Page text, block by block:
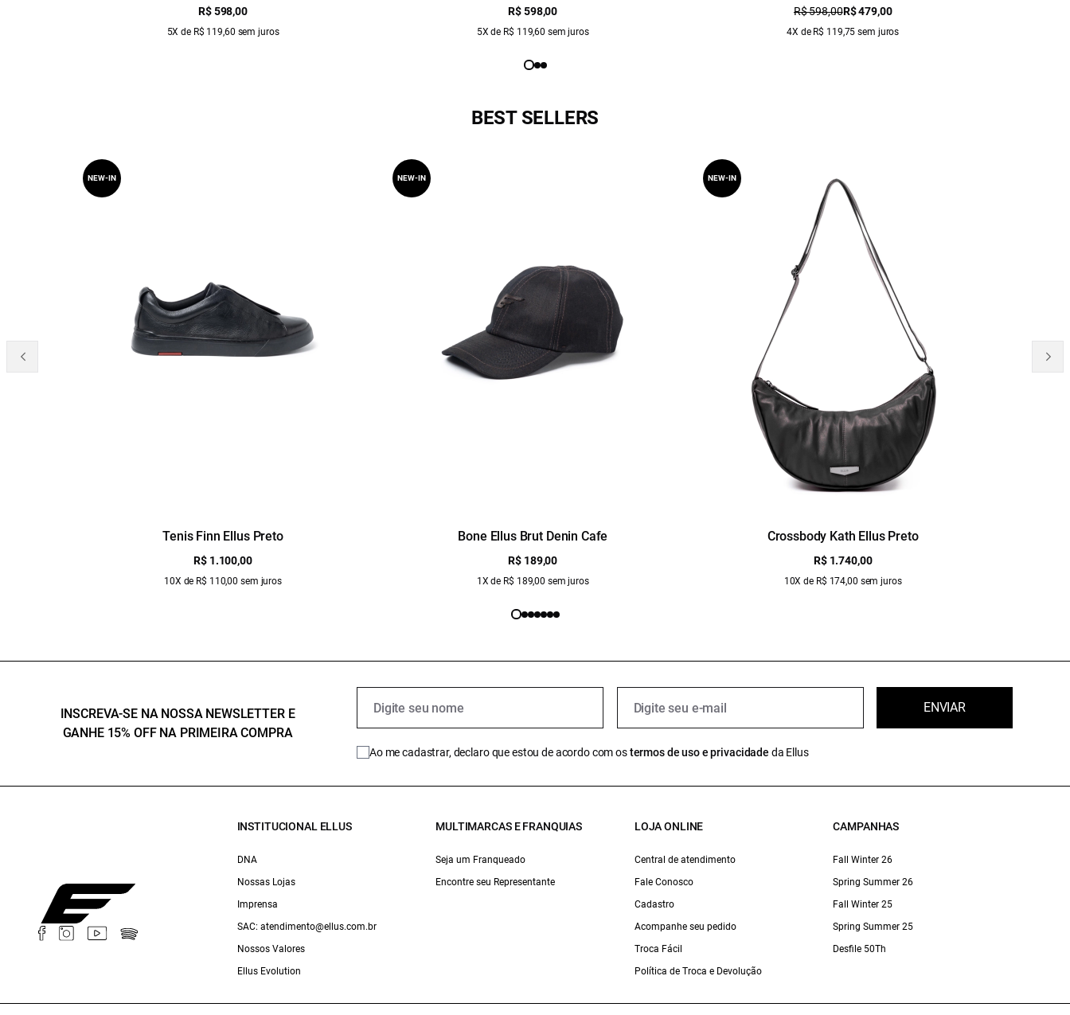
R$ 598,00
5X de R$ 119,60 sem juros
R$ 598,00
5X de R$ 119,60 sem juros
R$ 598,00R$ 479,00
4X de R$ 119,75 sem juros
BEST SELLERS
Tenis Finn Ellus Preto
R$ 1.100,00
10X de R$ 110,00 sem juros
NEW-IN
Bone Ellus Brut Denin Cafe
R$ 189,00
1X de R$ 189,00 sem juros
NEW-IN
Crossbody Kath Ellus Preto
R$ 1.740,00
10X de R$ 174,00 sem juros
NEW-IN
INSCREVA-SE NA NOSSA NEWSLETTER E
GANHE 15% OFF NA PRIMEIRA COMPRA
ENVIAR
Ao me cadastrar, declaro que estou de acordo com ostermos de uso e privacidade da Ellus
INSTITUCIONAL ELLUS
DNA
Nossas Lojas
Imprensa
SAC: atendimento@ellus.com.br
Nossos Valores
Ellus Evolution
MULTIMARCAS E FRANQUIAS
Seja um Franqueado
Encontre seu Representante
LOJA ONLINE
Central de atendimento
Fale Conosco
Cadastro
Acompanhe seu pedido
Troca Fácil
Política de Troca e Devolução
CAMPANHAS
Fall Winter 26
Spring Summer 26
Fall Winter 25
Spring Summer 25
Desfile 50Th